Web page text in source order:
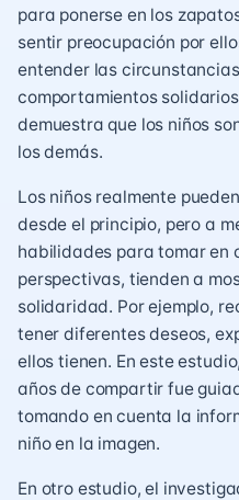
para ponerse en los
sentir preocupación por
entender las
comportamientos
demuestra que los niños
los demás.
Los niños realmente
desde el principio, pero a
habilidades para tomar en
perspectivas, tienden a
solidaridad. Por ejemplo,
tener diferentes deseos,
ellos tienen. En este
años de compartir fue
tomando en cuenta la
niño en la imagen.
En otro estudio, el